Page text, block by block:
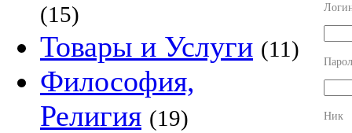
(15)
Товары и Услуги (11)
Философия,
Религия (19) Ник